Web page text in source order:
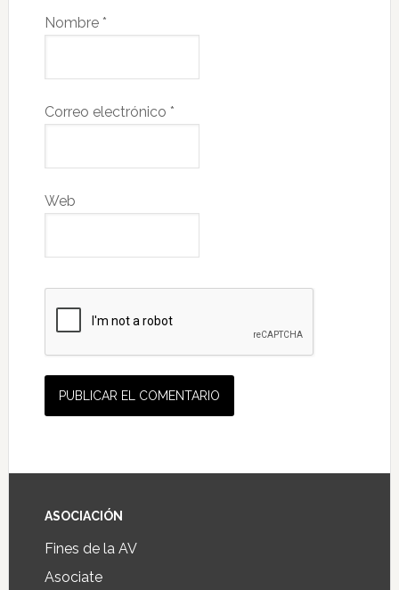
Nombre *
Correo electrónico *
Web
ASOCIACIÓN
Fines de la AV
Asociate